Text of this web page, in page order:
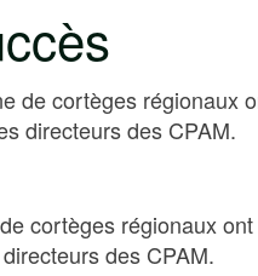
de cortèges régionaux
directeurs des CPAM.
cortèges régionaux
des CPAM.